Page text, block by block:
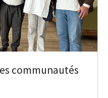
communautés